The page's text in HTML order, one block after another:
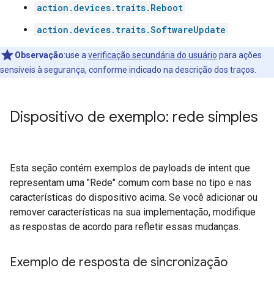
action.devices.traits.Reboot
action.devices.traits.SoftwareUpdate
Observação:use a verificação secundária do usuário para ações
sensíveis à segurança, conforme indicado na descrição dos traços.
Dispositivo de exemplo: rede simples
Esta seção contém exemplos de payloads de intent que
representam uma "Rede" comum com base no tipo e nas
características do dispositivo acima. Se você adicionar ou
remover características na sua implementação, modifique
as respostas de acordo para refletir essas mudanças.
Exemplo de resposta de sincronização